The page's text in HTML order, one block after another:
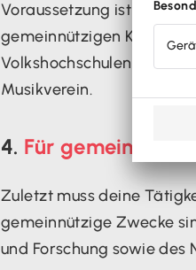
Voraussetzung ist auch,
gemeinnützigen
Volkshochschulen.
Musikverein.
4. Für
Zuletzt muss deine
gemeinnützige Zwecke
und Forschung sowie des